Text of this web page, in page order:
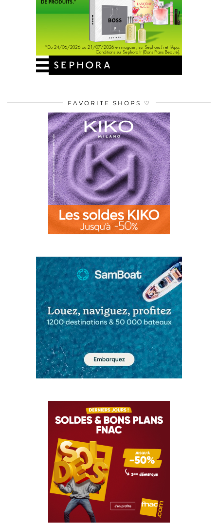
FAVORITE SHOPS ♡